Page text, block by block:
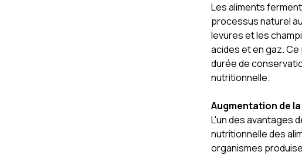
Les aliments
processus naturel
levures et les
acides et en gaz.
durée de
nutritionnelle.
Augmentation de
L'un des avantages
nutritionnelle des
organismes